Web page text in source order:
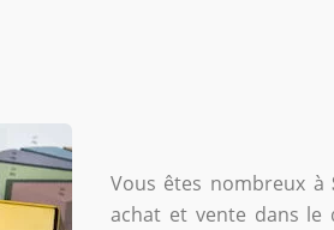
Vous êtes nombreux à
achat et vente dans le